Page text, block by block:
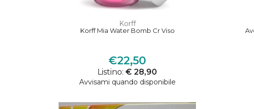
Korff
Korff Mia Water Bomb Cr Viso
€22,50
Listino:€ 28,90
Avvisami quando disponibile